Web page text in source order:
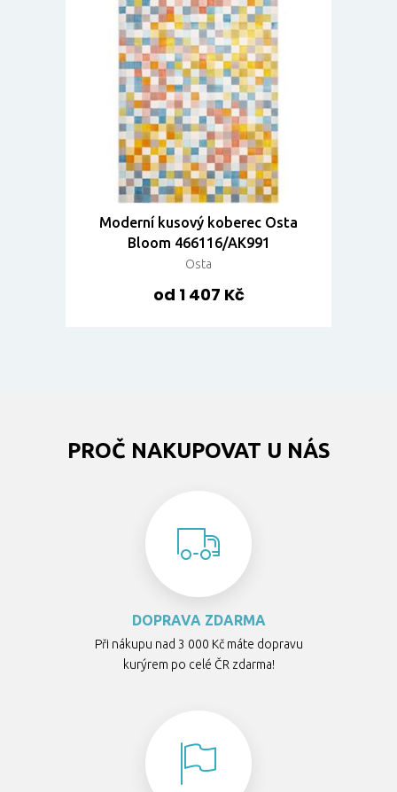
Moderní kusový koberec Osta
Bloom 466116/AK991
Osta
od 1 407 Kč
PROČ NAKUPOVAT U NÁS
DOPRAVA ZDARMA
Při nákupu nad 3 000 Kč máte dopravu
kurýrem po celé ČR zdarma!